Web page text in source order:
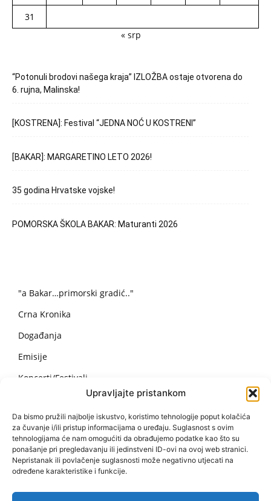
Upravljajte pristankom
Da bismo pružili najbolje iskustvo, koristimo tehnologije poput kolačića
za čuvanje i/ili pristup informacijama o uređaju. Suglasnost s ovim
tehnologijama će nam omogućiti da obrađujemo podatke kao što su
ponašanje pri pregledavanju ili jedinstveni ID-ovi na ovoj web stranici.
Nepristanak ili povlačenje suglasnosti može negativno utjecati na
određene karakteristike i funkcije.
31
« srp
“Potonuli brodovi našega kraja” IZLOŽBA ostaje otvorena do
6. rujna, Malinska!
[KOSTRENA]: Festival “JEDNA NOĆ U KOSTRENI”
[BAKAR]: MARGARETINO LETO 2026!
35 godina Hrvatske vojske!
POMORSKA ŠKOLA BAKAR: Maturanti 2026
"a Bakar…primorski gradić.."
Crna Kronika
Događanja
Emisije
Koncerti/Festivali
Nekategorizirano
Obavijesti i Događanja
Recepti
Sport